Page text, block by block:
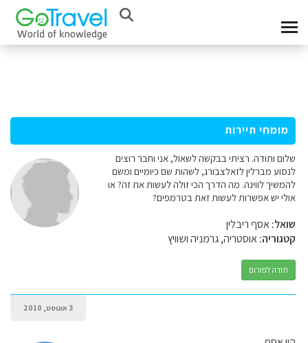
מומחי תיירות
שלום ותודה. רציתי בבקשה לשאול, אני וחבר רוצים
לנסוע מברלין לזאלצבורג, לשהות שם כיומיים ומשם
להמשיך לווינה. מה הדרך הכי זולה לעשות את זה? או
אולי יש אפשרות לעשות זאת בטרמפים?
שואל:אסף ריבלין
קטגוריה:אוסטריה, גרמניה ושוויץ
חזרה לפורום
3 אוגוסט, 2010